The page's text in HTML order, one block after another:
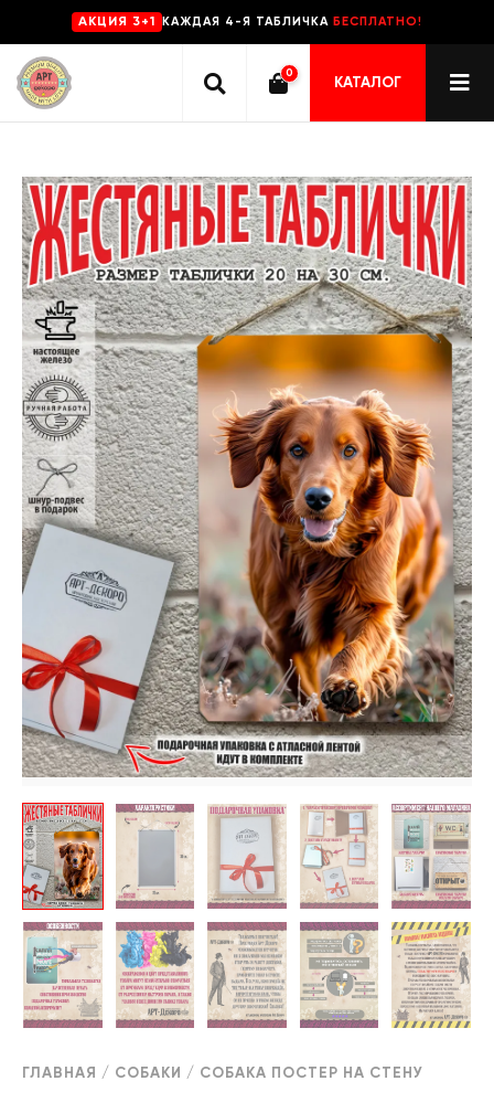
AKЦИЯ 3+1 КАЖДАЯ 4-Я ТАБЛИЧКА БЕСПЛАТНО!
0
КАТАЛОГ
ГЛАВНАЯ / СОБАКИ / СОБАКА ПОСТЕР НА СТЕНУ